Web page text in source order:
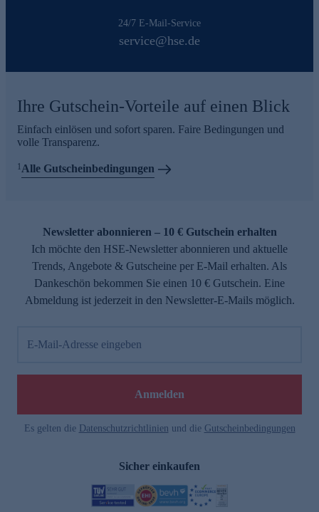
24/7 E-Mail-Service
service@hse.de
Ihre Gutschein-Vorteile auf einen Blick
Einfach einlösen und sofort sparen. Faire Bedingungen und
volle Transparenz.
1 Alle Gutscheinbedingungen
Newsletter abonnieren – 10 € Gutschein erhalten
Ich möchte den HSE-Newsletter abonnieren und aktuelle
Trends, Angebote & Gutscheine per E-Mail erhalten. Als
Dankeschön bekommen Sie einen 10 € Gutschein. Eine
Abmeldung ist jederzeit in den Newsletter-E-Mails möglich.
E-Mail-Adresse eingeben
Anmelden
Es gelten die Datenschutzrichtlinien und die Gutscheinbedingungen
Sicher einkaufen